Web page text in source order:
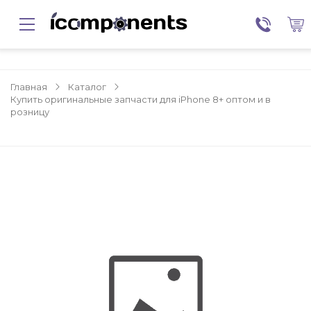
Главная
Каталог
Купить оригинальные запчасти для iPhone 8+ оптом и в
розницу